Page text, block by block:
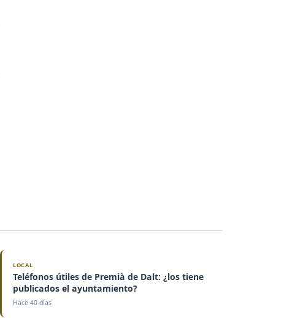
LOCAL
Teléfonos útiles de Premià de Dalt: ¿los tiene
publicados el ayuntamiento?
Hace 40 días